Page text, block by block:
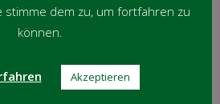
stimme dem zu, um fortfahren zu
können.
Akzeptieren